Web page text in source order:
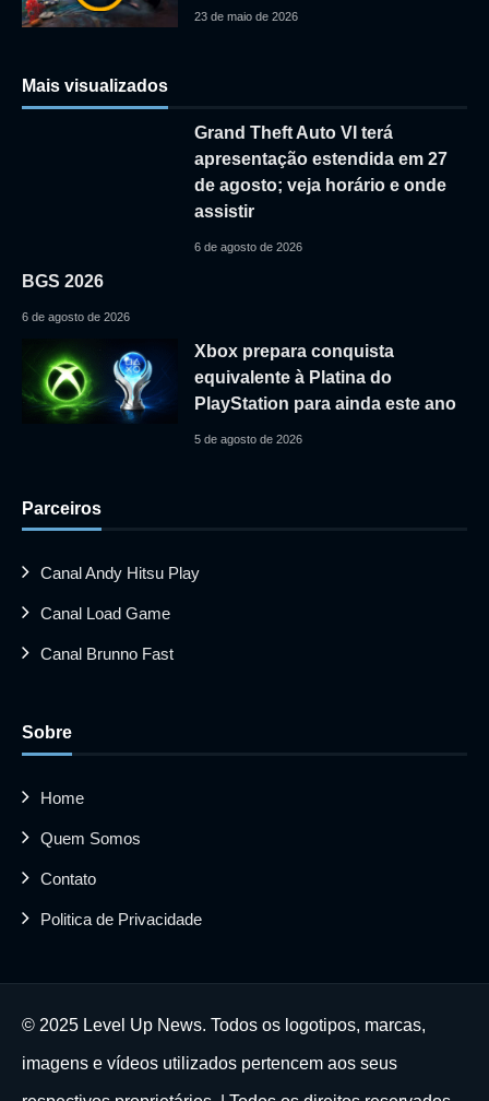
23 de maio de 2026
Mais visualizados
Grand Theft Auto VI terá
apresentação estendida em 27
de agosto; veja horário e onde
assistir
6 de agosto de 2026
BGS 2026
6 de agosto de 2026
Xbox prepara conquista
equivalente à Platina do
PlayStation para ainda este ano
5 de agosto de 2026
Parceiros
Canal Andy Hitsu Play
Canal Load Game
Canal Brunno Fast
Sobre
Home
Quem Somos
Contato
Politica de Privacidade
© 2025 Level Up News. Todos os logotipos, marcas,
imagens e vídeos utilizados pertencem aos seus